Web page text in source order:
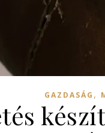
GAZDASÁG ,